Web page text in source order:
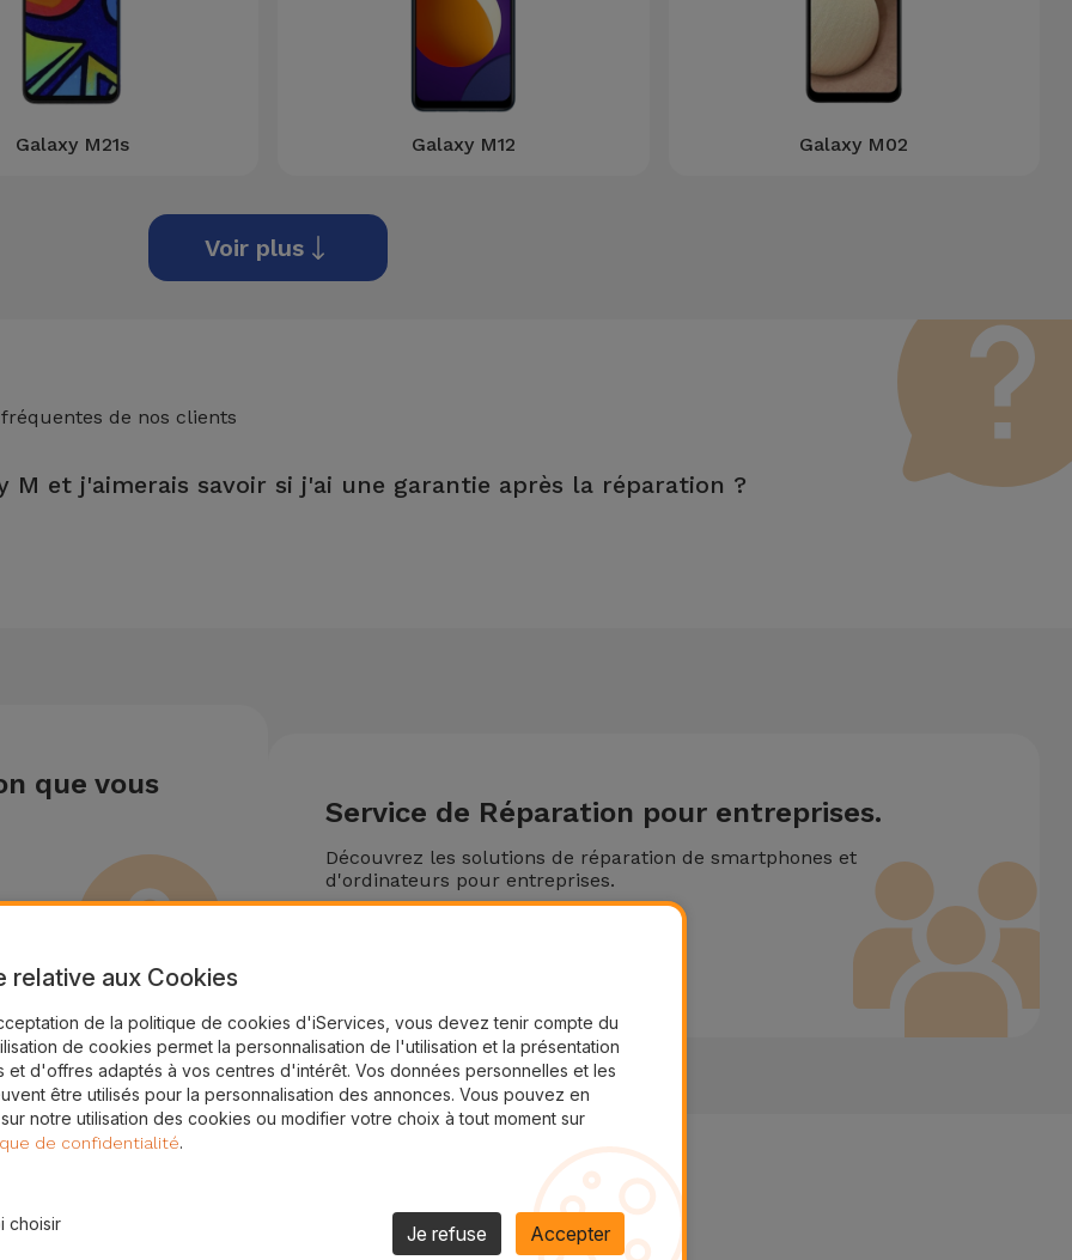
Galaxy M21s Galaxy M12 Galaxy M02
Voir plus
de nos clients
M et j'aimerais savoir si j'ai une garantie après la réparation ?
que vous
Service de Réparation pour entreprises.
Découvrez les solutions de réparation de smartphones et
d'ordinateurs pour entreprises.
choisir iServices pour la réparation Galaxy M
sommes spécialistes de la réparation de matériel Galaxy M
relative aux Cookies
de la politique de cookies d'iServices, vous devez tenir compte du
de cookies permet la personnalisation de l'utilisation et la présentation
et d'offres adaptés à vos centres d'intérêt. Vos données personnelles et les
être utilisés pour la personnalisation des annonces. Vous pouvez en
notre utilisation des cookies ou modifier votre choix à tout moment sur
de confidentialité.
choisir Je refuse Accepter